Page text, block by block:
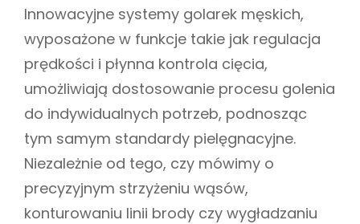
Innowacyjne systemy golarek męskich,
wyposażone w funkcje takie jak regulacja
prędkości i płynna kontrola cięcia,
umożliwiają dostosowanie procesu golenia
do indywidualnych potrzeb, podnosząc
tym samym standardy pielęgnacyjne.
Niezależnie od tego, czy mówimy o
precyzyjnym strzyżeniu wąsów,
konturowaniu linii brody czy wygładzaniu